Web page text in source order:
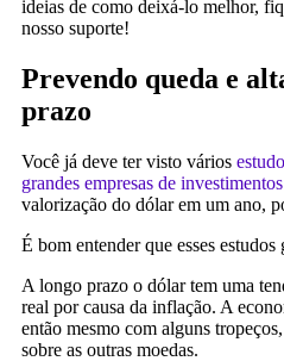
ideias de como deixá-lo melhor,
nosso suporte!
Prevendo queda e
prazo
Você já deve ter visto vários
grandes empresas de investimentos
valorização do dólar em um ano,
É bom entender que esses
A longo prazo o dólar tem uma
real por causa da inflação. A
então mesmo com alguns
sobre as outras moedas.